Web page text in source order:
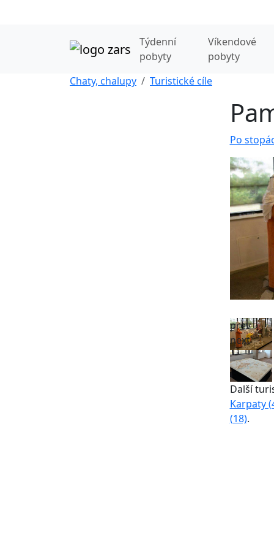
Týdenní
pobyty
Víkendové
pobyty
Chaty, chalupy
Turistické cíle
Po
prev
next
Další
Karpaty
(18).